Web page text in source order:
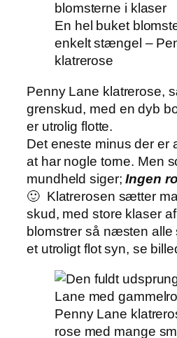
En hel buket
enkelt stængel –
klatrerose
Penny Lane klatrerose,
grenskud, med en dyb
er utrolig flotte.
Det eneste minus der er
at har nogle torne. Men
mundheld siger;Ingen
🙂 Klatrerosen sætter
skud, med store klaser
blomstrer så næsten alle
et utroligt flot syn, se
Penny Lane
rose med mange